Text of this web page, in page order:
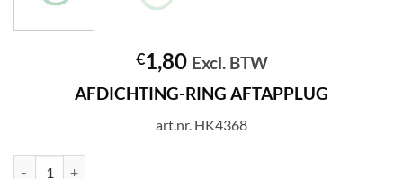
€1,80 Excl. BTW
AFDICHTING-RING AFTAPPLUG
art.nr. HK4368